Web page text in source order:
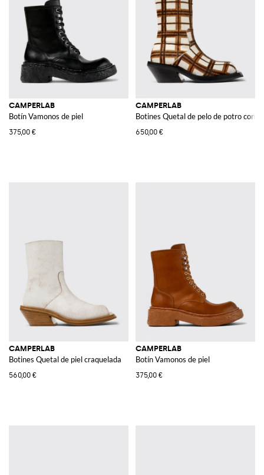
CAMPERLAB
Botín Vamonos de piel
375,00 €
CAMPERLAB
Botines Quetal de pelo de potro con
650,00 €
CAMPERLAB
Botines Quetal de piel craquelada
560,00 €
CAMPERLAB
Botín Vamonos de piel
375,00 €